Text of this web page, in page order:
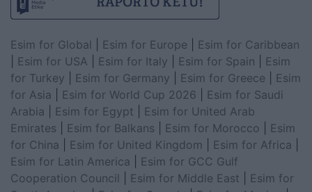
Esim for Global Esim for Europe
Esim for Caribbean
Esim for USA Esim for Italy Esim for Spain
Esim
for Turkey
Esim for Germany Esim for Greece
Esim
for Asia
Esim for World Cup 2026
Esim for Saudi
Arabia
Esim for Egypt
Esim for United Arab
Emirates
Esim for Balkans Esim for Morocco
Esim
for China
Esim for United Kingdom Esim for Africa
Esim for Latin America
Esim for GCC Gulf
Cooperation Council
Esim for Middle East
Esim for